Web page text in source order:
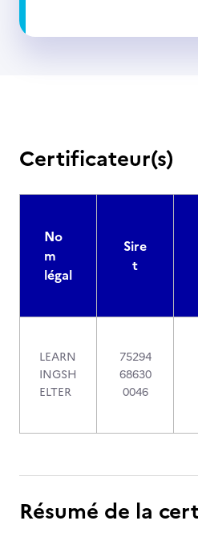
Certificateur(s)
No
m
légal
Sire
t
LEARN
INGSH
ELTER
75294
68630
0046
Résumé de la